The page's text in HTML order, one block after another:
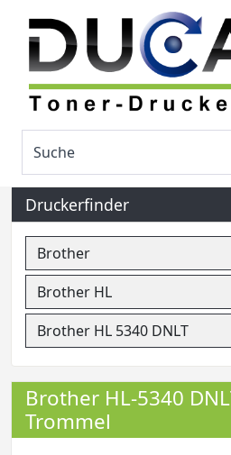
Druckerfinder
Brother HL-5340
Trommel